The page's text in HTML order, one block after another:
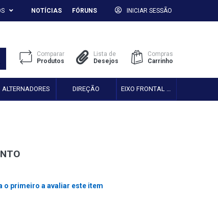
NOTÍCIAS FÓRUNS INICIAR SESSÃO
Comparar
Produtos
Lista de
Desejos
Compras
Carrinho
ALTERNADORES DIREÇÃO
o primeiro a avaliar este item